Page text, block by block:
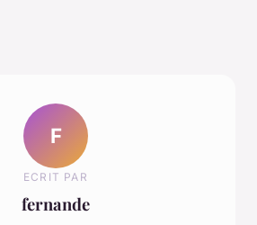
F
ECRIT PAR
fernande